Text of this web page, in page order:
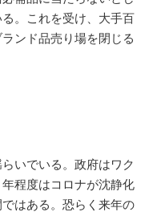
。これを受け、大手百
ンド品売り場を閉じる
いでいる。政府はワク
程度はコロナが沈静化
はある。恐らく来年の